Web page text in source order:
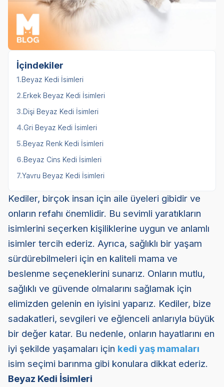
İçindekiler
1.Beyaz Kedi İsimleri
2.Erkek Beyaz Kedi İsimleri
3.Dişi Beyaz Kedi İsimleri
4.Gri Beyaz Kedi İsimleri
5.Beyaz Renk Kedi İsimleri
6.Beyaz Cins Kedi İsimleri
7.Yavru Beyaz Kedi İsimleri
Kediler, birçok insan için aile üyeleri gibidir ve
onların refahı önemlidir. Bu sevimli yaratıkların
isimlerini seçerken kişiliklerine uygun ve anlamlı
isimler tercih ederiz. Ayrıca, sağlıklı bir yaşam
sürdürebilmeleri için en kaliteli mama ve
beslenme seçeneklerini sunarız. Onların mutlu,
sağlıklı ve güvende olmalarını sağlamak için
elimizden gelenin en iyisini yaparız. Kediler, bize
sadakatleri, sevgileri ve eğlenceli anlarıyla büyük
bir değer katar. Bu nedenle, onların hayatlarını en
iyi şekilde yaşamaları için kedi yaş mamaları
isim seçimi barınma gibi konulara dikkat ederiz.
Beyaz Kedi İsimleri